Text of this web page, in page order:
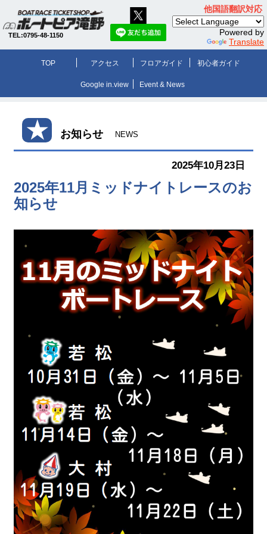
TEL:0795-48-1150
他国語翻訳対応
Powered by
Translate
TOP アクセス フロアガイド 初心者ガイド
Google in.view Event & News
★ お知らせ NEWS
2025年10月23日
2025年11月ミッドナイトレースのお
知らせ